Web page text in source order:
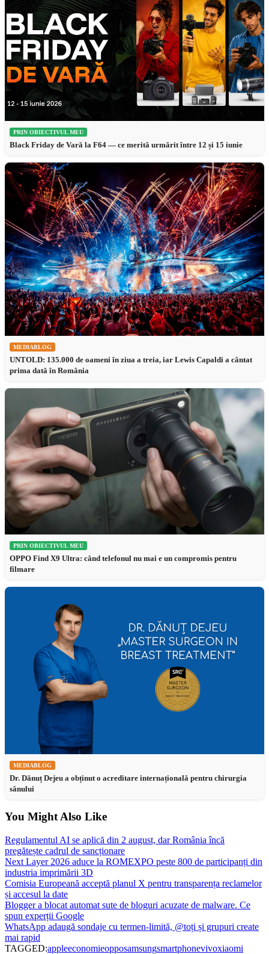
PRIN OBIECTIVUL MEU
Black Friday de Vară la F64 — ce merită urmărit între 12 și 15 iunie
MEDIABLOG
UNTOLD: 135.000 de oameni în ziua a treia, iar Lewis Capaldi a cântat
prima dată în România
PRIN OBIECTIVUL MEU
OPPO Find X9 Ultra: când telefonul nu mai e un compromis pentru
filmare
MEDIABLOG
Dr. Dănuț Dejeu a obținut o acreditare internațională pentru chirurgia
sânului
You Might Also Like
Regulamentul AI se aplică din 2 august, dar România încă
pregătește cadrul de sancționare
Next Layer 2026 aduce la ROMEXPO peste 800 de participanți din
industria imprimării 3D
Comisia Europeană acceptă planul X pentru transparența reclamelor
și accesul la date
Blogger a blocat automat sute de bloguri acuzate de malware. Ce
spun experții Google
WhatsApp adaugă sondaje cu termen-limită, @toți și grupuri create
mai rapid
TAGGED:appleeconomieopposamsungsmartphonevivoxiaomi